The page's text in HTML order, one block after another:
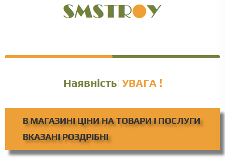
Наявність уточн УВАГА !
В МАГАЗИНІ ЦІНИ НА ТОВАРИ І ПОСЛУГИ
ВКАЗАНІ РОЗДРІБНІ